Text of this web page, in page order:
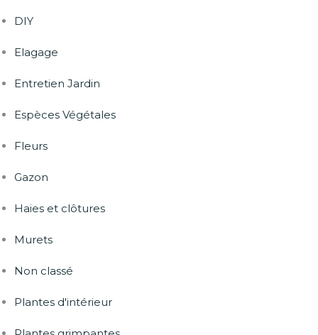
DIY
Elagage
Entretien Jardin
Espèces Végétales
Fleurs
Gazon
Haies et clôtures
Murets
Non classé
Plantes d'intérieur